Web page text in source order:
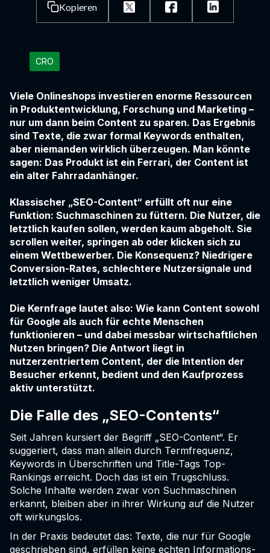
Kopieren
CRO
Viele Onlineshops investieren enorme Ressourcen
in Produktentwicklung, Forschung und Marketing –
nur um dann beim Content zu sparen. Das Ergebnis
sind Texte, die zwar formal Keywords enthalten,
aber niemanden wirklich überzeugen. Man könnte
sagen: Das Produkt ist ein Ferrari, der Content ist
ein alter Fahrradanhänger.
Klassischer „SEO-Content“ erfüllt oft nur eine
Funktion: Suchmaschinen zu füttern. Die Nutzer, die
letztlich kaufen sollen, werden kaum abgeholt. Sie
scrollen weiter, springen ab oder klicken sich zu
einem Wettbewerber. Die Konsequenz? Niedrigere
Conversion-Rates, schlechtere Nutzersignale und
letztlich weniger Umsatz.
Die Kernfrage lautet also: Wie kann Content sowohl
für Google als auch für echte Menschen
funktionieren – und dabei messbar wirtschaftlichen
Nutzen bringen? Die Antwort liegt in
nutzerzentriertem Content, der die Intention der
Besucher erkennt, bedient und den Kaufprozess
aktiv unterstützt.
Die Falle des „SEO-Contents“
Seit Jahren kursiert der Begriff „SEO-Content“. Er
suggeriert, dass man allein durch Termfrequenz,
Keywords in Überschriften und Title-Tags Top-
Rankings erreicht. Doch das ist ein Trugschluss.
Solche Inhalte werden zwar von Suchmaschinen
erkannt, bleiben aber in ihrer Wirkung auf die Nutzer
oft wirkungslos.
In der Praxis bedeutet das: Texte, die nur für Google
geschrieben sind, erfüllen keine echten Informations-